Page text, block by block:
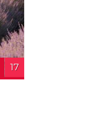
17